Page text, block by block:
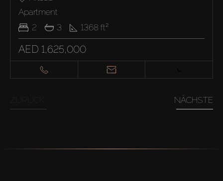
Apartment
2
3 1368 ft²
AED 1,625,000
NÄCHSTE